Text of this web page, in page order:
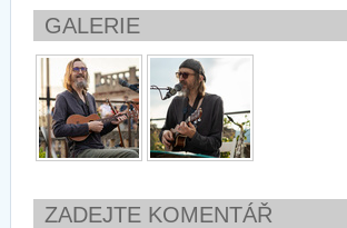
GALERIE
ZADEJTE KOMENTÁŘ